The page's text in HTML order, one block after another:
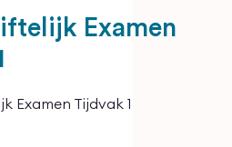
Examen
Examen Tijdvak 1